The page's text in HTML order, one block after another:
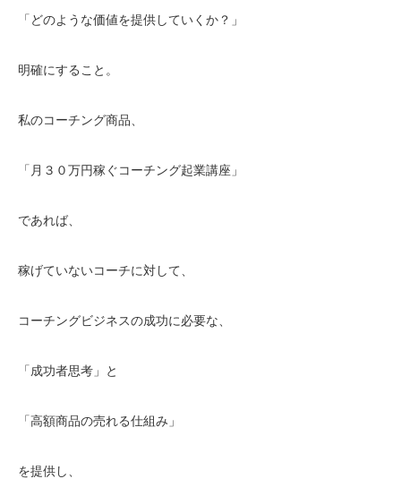
「どのような価値を提供していくか？」
明確にすること。
私のコーチング商品、
「月３０万円稼ぐコーチング起業講座」
であれば、
稼げていないコーチに対して、
コーチングビジネスの成功に必要な、
「成功者思考」と
「高額商品の売れる仕組み」
を提供し、